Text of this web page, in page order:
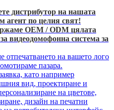
дистрибутор на нашата
агент по целия свят!
OEM / ODM цялата
видеодомофонна система за
на вашето лого
пазара.
като например
вид, проектиране и
на цветове,
дизайн на печатни